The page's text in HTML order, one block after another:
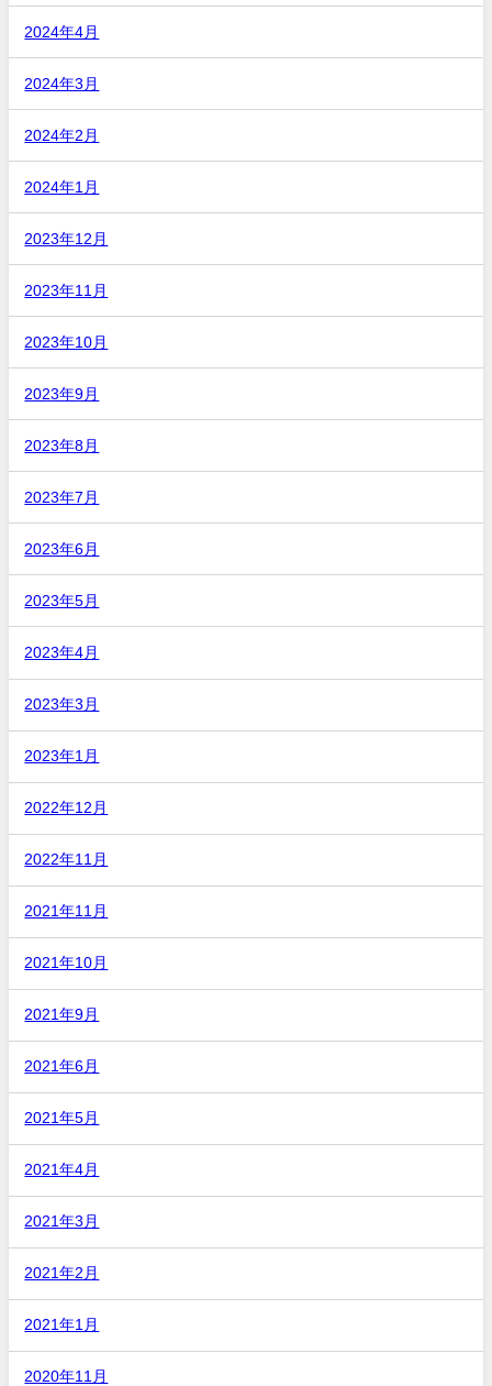
2024年4月
2024年3月
2024年2月
2024年1月
2023年12月
2023年11月
2023年10月
2023年9月
2023年8月
2023年7月
2023年6月
2023年5月
2023年4月
2023年3月
2023年1月
2022年12月
2022年11月
2021年11月
2021年10月
2021年9月
2021年6月
2021年5月
2021年4月
2021年3月
2021年2月
2021年1月
2020年11月